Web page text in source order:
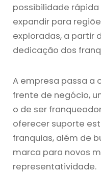
possibilidade
expandir para
exploradas, a partir
dedicação dos
A empresa passa a
frente de negócio,
o de ser
oferecer suporte
franquias, além de
marca para novos
representatividade.